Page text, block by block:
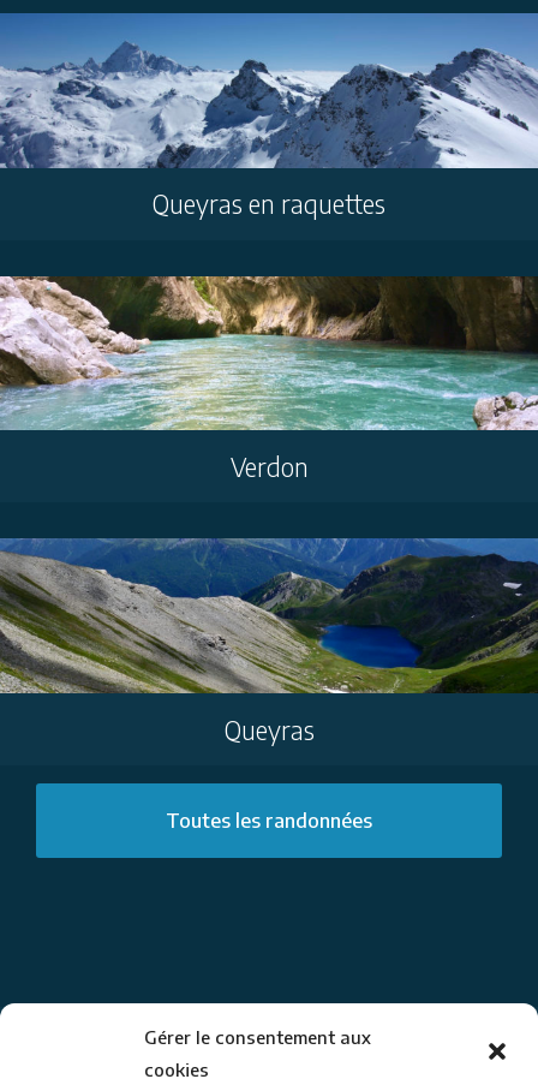
Gérer le consentement aux
cookies
Queyras en raquettes
Verdon
Queyras
Toutes les randonnées